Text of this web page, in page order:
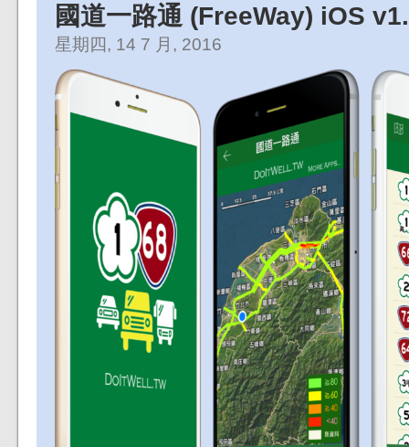
國道一路通 (FreeWay) iOS
星期四, 14 7 月, 2016